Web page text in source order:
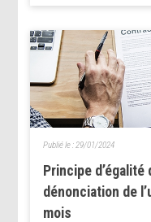
Principe
dénonciation de
mois
Publié le : 29/01/2024